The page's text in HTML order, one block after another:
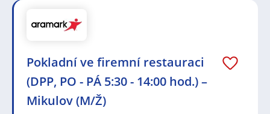
Pokladní ve firemní restauraci
(DPP, PO - PÁ 5:30 - 14:00 hod.) –
Mikulov (M/Ž)